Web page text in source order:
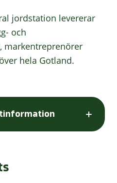
jordstation levererar
och
markentreprenörer
hela Gotland.